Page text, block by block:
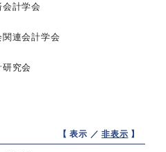
会計学会
関連会計学会
研究会
【 表示 ／非表示 】